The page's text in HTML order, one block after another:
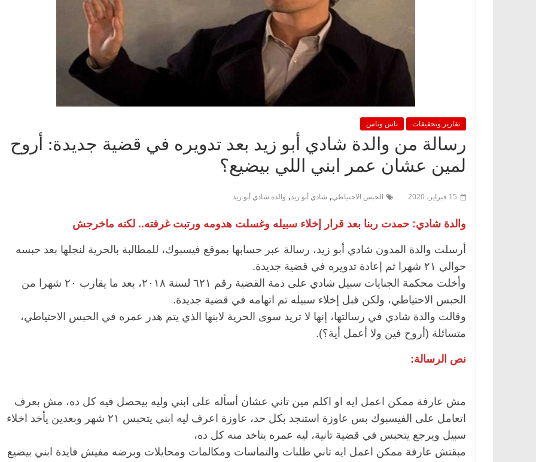
تقارير وتحقيقات ناس وناس
رسالة من والدة شادي أبو زيد بعد تدويره في قضية جديدة: أروح
لمين عشان عمر ابني اللي بيضيع؟
15 فبراير، 2020 الحبس الاحتياطي, شادي أبو زيد, والدة شادي أبو زيد
والدة شادي: حمدت ربنا بعد قرار إخلاء سبيله وغسلت هدومه ورتبت غرفته.. لكنه ماخرجش
أرسلت والدة المدون شادي أبو زيد، رسالة عبر حسابها بموقع فيسبوك، للمطالبة بالحرية لنجلها بعد حبسه
حوالي ٢١ شهرا ثم إعادة تدويره في قضية جديدة.
وأخلت محكمة الجنايات سبيل شادي على ذمة القضية رقم ٦٢١ لسنة ٢٠١٨، بعد ما يقارب ٢٠ شهرا من
الحبس الاحتياطي، ولكن قبل إخلاء سبيله تم اتهامه في قضية جديدة.
وقالت والدة شادي في رسالتها، إنها لا تريد سوى الحرية لابنها الذي يتم هدر عمره في الحبس الاحتياطي،
متسائلة (أروح فين ولا أعمل أية؟).
نص الرسالة:
مش عارفة ممكن اعمل ايه او اكلم مين تاني عشان أسأله على ابني وليه بيحصل فيه كل ده، مش بعرف
اتعامل على الفيسبوك بس عاوزة استنجد بكل حد، عاوزة اعرف ليه ابني يتحبس ٢١ شهر وبعدين يأخد اخلاء
سبيل ويرجع يتحبس في قضية تانية، ليه عمره يتاخد منه كل ده،
مبقتش عارفة ممكن اعمل ايه تاني طلبات والتماسات ومكالمات ومحايلات وبرضه مفيش فايدة ابني بيضيع